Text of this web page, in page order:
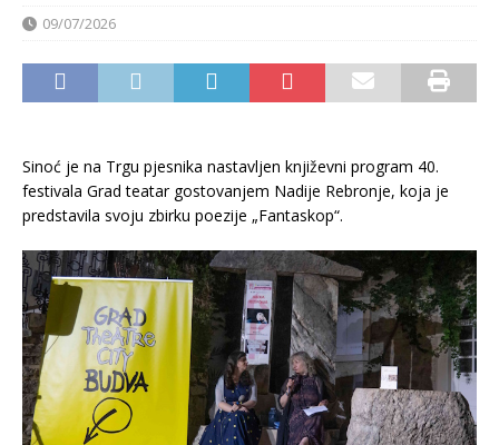
09/07/2026
Sinoć je na Trgu pjesnika nastavljen književni program 40.
festivala Grad teatar gostovanjem Nadije Rebronje, koja je
predstavila svoju zbirku poezije „Fantaskop“.